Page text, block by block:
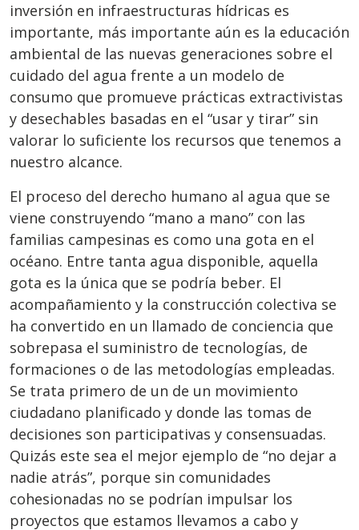
inversión en infraestructuras hídricas es
importante, más importante aún es la educación
ambiental de las nuevas generaciones sobre el
cuidado del agua frente a un modelo de
consumo que promueve prácticas extractivistas
y desechables basadas en el “usar y tirar” sin
valorar lo suficiente los recursos que tenemos a
nuestro alcance.
El proceso del derecho humano al agua que se
viene construyendo “mano a mano” con las
familias campesinas es como una gota en el
océano. Entre tanta agua disponible, aquella
gota es la única que se podría beber. El
acompañamiento y la construcción colectiva se
ha convertido en un llamado de conciencia que
sobrepasa el suministro de tecnologías, de
formaciones o de las metodologías empleadas.
Se trata primero de un de un movimiento
ciudadano planificado y donde las tomas de
decisiones son participativas y consensuadas.
Quizás este sea el mejor ejemplo de “no dejar a
nadie atrás”, porque sin comunidades
cohesionadas no se podrían impulsar los
proyectos que estamos llevamos a cabo y